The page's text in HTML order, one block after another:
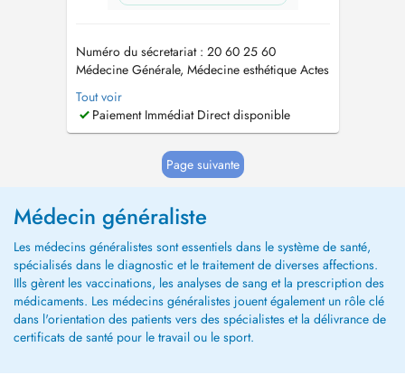
Numéro du sécretariat : 20 60 25 60
Médecine Générale, Médecine esthétique Actes
de médecine esthétique proposés: - injection
de toxine botulique (« Botox ») - injection
dacide hyaluronique (prochainement) -
Le cabinet se situe au 1er éta...
Tout voir
Paiement Immédiat Direct disponible
Page suivante
Médecin généraliste
Les médecins généralistes sont essentiels dans le système de santé,
spécialisés dans le diagnostic et le traitement de diverses affections.
IIls gèrent les vaccinations, les analyses de sang et la prescription des
médicaments. Les médecins généralistes jouent également un rôle clé
dans l'orientation des patients vers des spécialistes et la délivrance de
certificats de santé pour le travail ou le sport.